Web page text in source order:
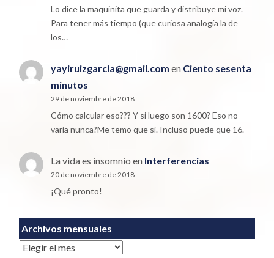
Lo dice la maquinita que guarda y distribuye mi voz.
Para tener más tiempo (que curiosa analogía la de
los…
yayiruizgarcia@gmail.com en Ciento sesenta
minutos
29 de noviembre de 2018
Cómo calcular eso??? Y si luego son 1600? Eso no
varía nunca?Me temo que sí. Incluso puede que 16.
La vida es insomnio en Interferencias
20 de noviembre de 2018
¡Qué pronto!
Archivos mensuales
Archivos